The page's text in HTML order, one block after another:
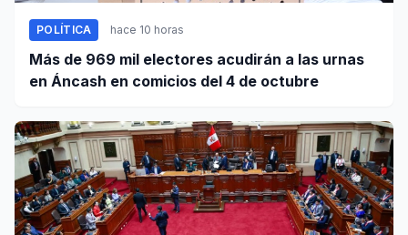
POLÍTICA hace 10 horas
Más de 969 mil electores acudirán a las urnas
en Áncash en comicios del 4 de octubre